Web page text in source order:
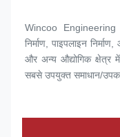
Wincoo Engineering
निर्माण, पाइपलाइन
और अन्य औद्योगिक क्षेत्र
सबसे उपयुक्त समाधान/